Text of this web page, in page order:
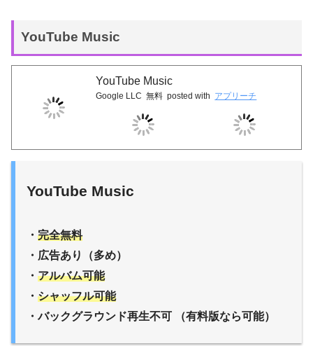
YouTube Music
YouTube Music
Google LLC 無料 posted with アプリーチ
YouTube Music
・ 完全無料
・広告あり（多め）
・ アルバム可能
・ シャッフル可能
・バックグラウンド再生不可 （有料版なら可能）